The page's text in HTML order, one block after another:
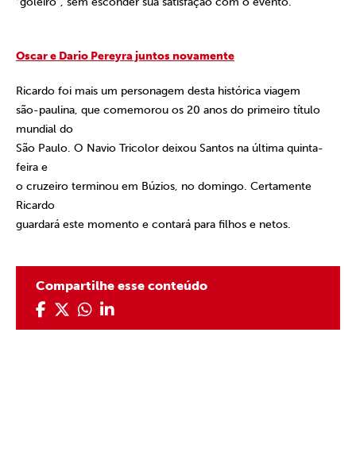
Oscar e Dario Pereyra juntos novamente
Ricardo foi mais um personagem desta histórica viagem
são-paulina, que comemorou os 20 anos do primeiro título
mundial do
São Paulo. O Navio Tricolor deixou Santos na última quinta-
feira e
o cruzeiro terminou em Búzios, no domingo. Certamente
Ricardo
guardará este momento e contará para filhos e netos.
Compartilhe esse conteúdo